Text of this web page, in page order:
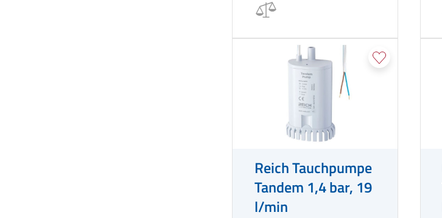
Reich Tauchpumpe
Tandem 1,4 bar, 19
l/min